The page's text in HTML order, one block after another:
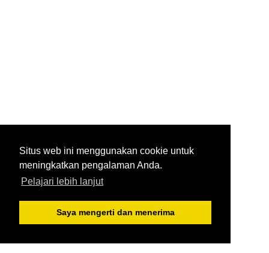
Situs web ini menggunakan cookie untuk
meningkatkan pengalaman Anda.
Pelajari lebih lanjut
Saya mengerti dan menerima